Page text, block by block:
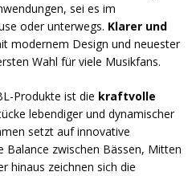
sei es im
oder unterwegs. Klarer und
modernem Design und neuester
Wahl für viele Musikfans.
Produkte ist die kraftvolle
lebendiger und dynamischer
setzt auf innovative
Balance zwischen Bässen, Mitten
hinaus zeichnen sich die